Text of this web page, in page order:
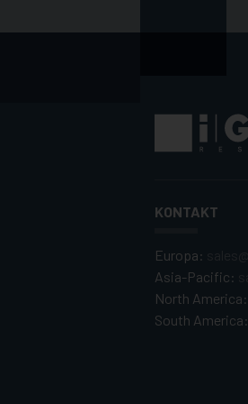
KONTAKT
Europa:
Asia-Pacific:
North America:
South America: